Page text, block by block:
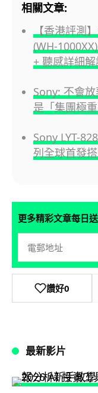
相關文章:
【香港評測
(WH-
+ 聽感詳細
Sony: 不會
是「集團極
Sony LYT-
列全球首發
更多精彩文章每日
讚好0
最新影片